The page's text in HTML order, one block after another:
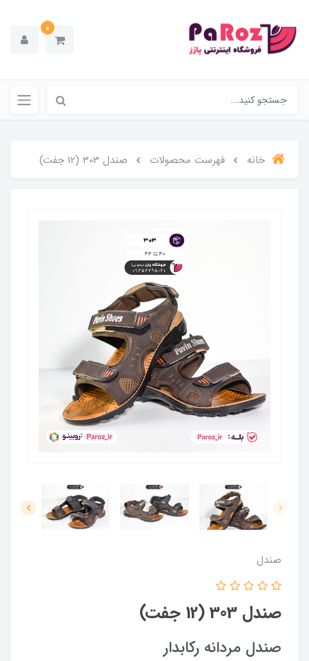
0
خانه فهرست محصولات صندل 303 (12 جفت)
صندل
صندل 303 (12 جفت)
صندل مردانه رکابدار